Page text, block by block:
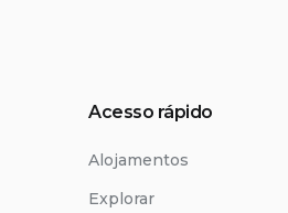
Acesso rápido
Alojamentos
Explorar